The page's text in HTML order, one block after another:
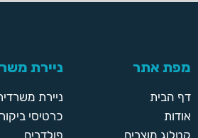
מפת אתר
דף הבית
אודות
קטלוג מוצרים
ניירת
ניירת
כרטיסי ביקור
פולדרים